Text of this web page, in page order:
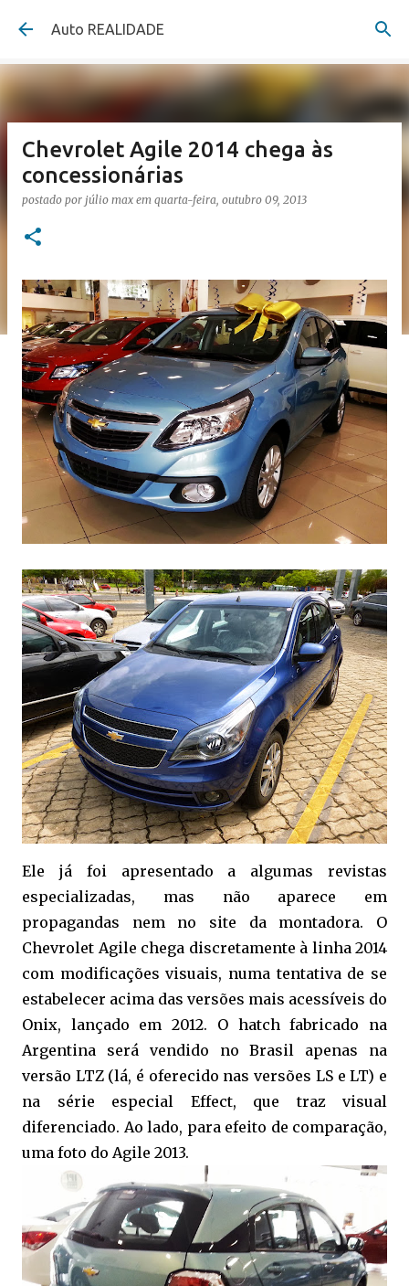
Pular para o conteúdo principal
Auto REALIDADE
Chevrolet Agile 2014 chega às
concessionárias
postado por júlio max em quarta-feira, outubro 09, 2013
Ele já foi apresentado a algumas revistas
especializadas, mas não aparece em
propagandas nem no site da montadora. O
Chevrolet Agile chega discretamente à linha 2014
com modificações visuais, numa tentativa de se
estabelecer acima das versões mais acessíveis do
Onix, lançado em 2012. O hatch fabricado na
Argentina será vendido no Brasil apenas na
versão LTZ (lá, é oferecido nas versões LS e LT) e
na série especial Effect, que traz visual
diferenciado. Ao lado, para efeito de comparação,
uma foto do Agile 2013.